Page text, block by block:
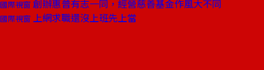
國際視窗 創辦惠普有志一同，經營慈善基金作風大不同
國際視窗 上網求職還沒上班先上當